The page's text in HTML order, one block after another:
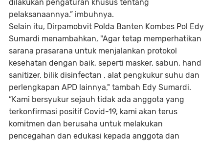
dilakukan pengaturan khusus tentang
pelaksanaannya.” imbuhnya.
Selain itu, Dirpamobvit Polda Banten Kombes Pol Edy
Sumardi menambahkan, "Agar tetap memperhatikan
sarana prasarana untuk menjalankan protokol
kesehatan dengan baik, seperti masker, sabun, hand
sanitizer, bilik disinfectan , alat pengkukur suhu dan
perlengkapan APD lainnya," tambah Edy Sumardi.
”Kami bersyukur sejauh tidak ada anggota yang
terkonfirmasi positif Covid-19, kami akan terus
komitmen dan berusaha untuk melakukan
pencegahan dan edukasi kepada anggota dan